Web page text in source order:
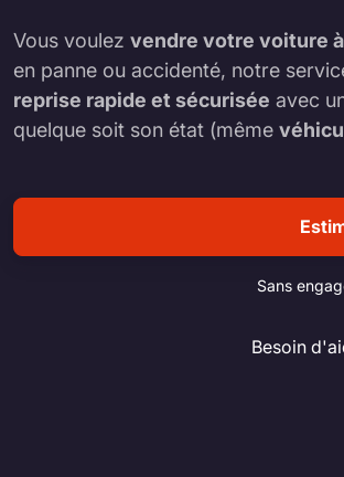
Vous voulez vendre votre voiture
en panne ou accidenté, notre
reprise rapide et sécurisée avec
quelque soit son état (même
Sans
Besoin